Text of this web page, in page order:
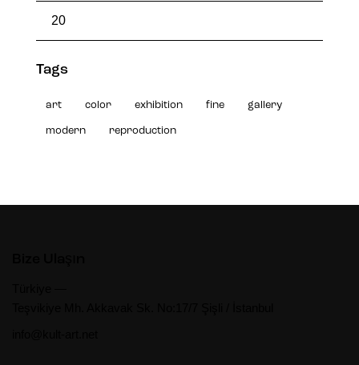
Tags
art color exhibition fine gallery
modern reproduction